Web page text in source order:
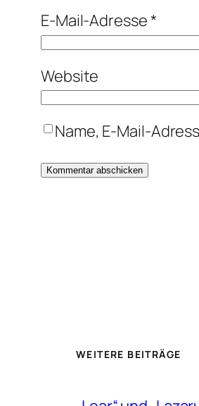
E-Mail-Adresse*
Website
Name, E-Mail-
WEITERE BEITRÄGE